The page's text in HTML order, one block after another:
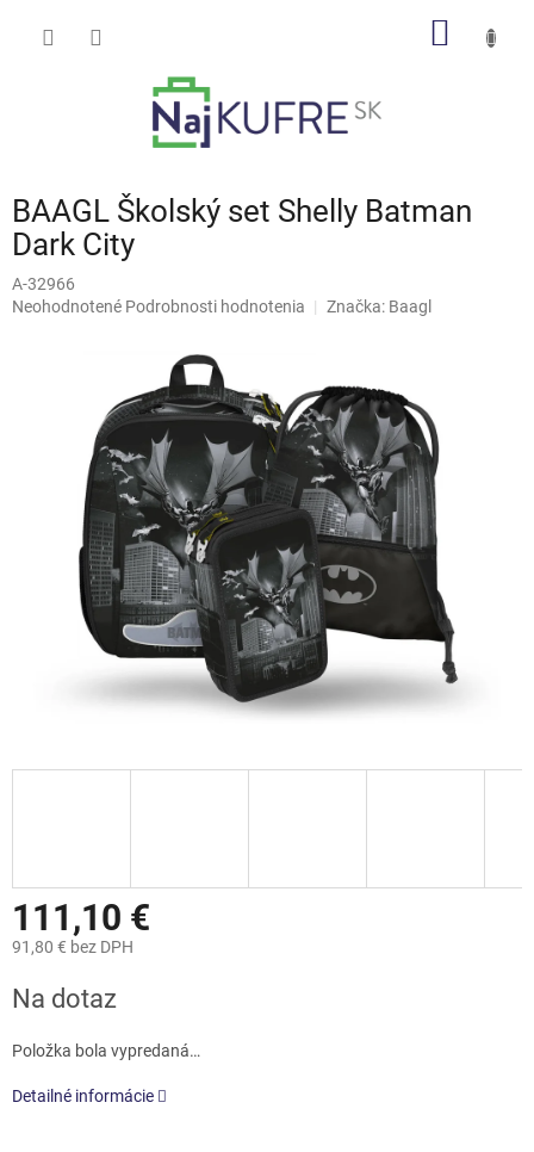
BAAGL Školský set Shelly Batman
Dark City
A-32966
Priemerné
hviezdičiek.
Neohodnotené Podrobnosti hodnotenia Značka: Baagl
111,10 €
91,80 € bez DPH
cena:
Na dotaz
Položka bola vypredaná…
Detailné informácie